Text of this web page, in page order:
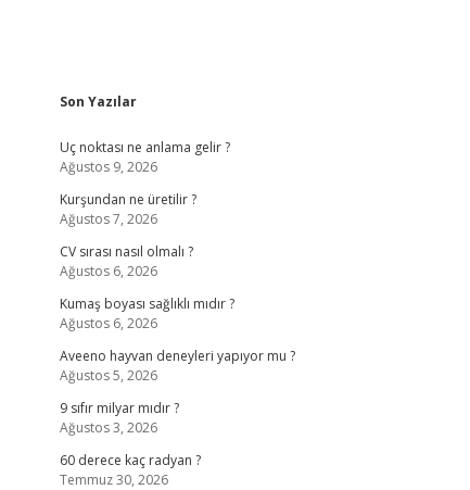
Sidebar
Son Yazılar
Uç noktası ne anlama gelir ?
Ağustos 9, 2026
Kurşundan ne üretilir ?
Ağustos 7, 2026
CV sırası nasıl olmalı ?
Ağustos 6, 2026
Kumaş boyası sağlıklı mıdır ?
Ağustos 6, 2026
Aveeno hayvan deneyleri yapıyor mu ?
Ağustos 5, 2026
9 sıfır milyar mıdır ?
Ağustos 3, 2026
60 derece kaç radyan ?
Temmuz 30, 2026